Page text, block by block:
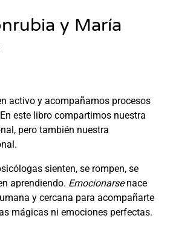
y María
activo y acompañamos procesos
este libro compartimos nuestra
pero también nuestra
sienten, se rompen, se
aprendiendo. Emocionarsenace
y cercana para acompañarte
mágicas ni emociones perfectas.